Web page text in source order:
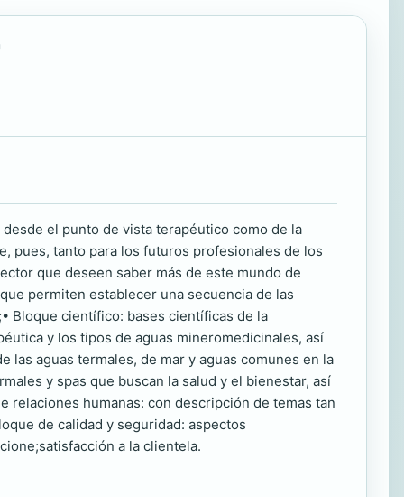
el punto de vista terapéutico como de la
pues, tanto para los futuros profesionales de los
que deseen saber más de este mundo de
permiten establecer una secuencia de las
Bloque científico: bases científicas de la
y los tipos de aguas mineromedicinales, así
las aguas termales, de mar y aguas comunes en la
y spas que buscan la salud y el bienestar, así
relaciones humanas: con descripción de temas tan
de calidad y seguridad: aspectos
a la clientela.